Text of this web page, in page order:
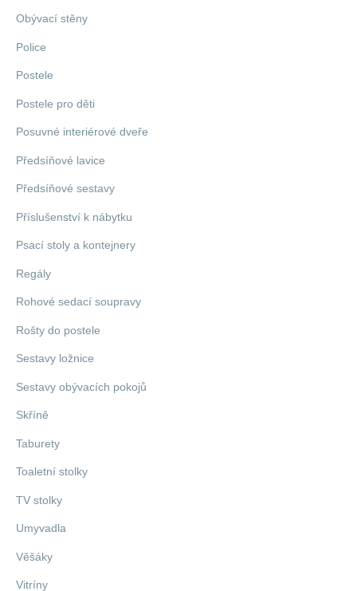
Obývací stěny
Police
Postele
Postele pro děti
Posuvné interiérové dveře
Předsíňové lavice
Předsíňové sestavy
Příslušenství k nábytku
Psací stoly a kontejnery
Regály
Rohové sedací soupravy
Rošty do postele
Sestavy ložnice
Sestavy obývacích pokojů
Skříně
Taburety
Toaletní stolky
TV stolky
Umyvadla
Věšáky
Vitríny